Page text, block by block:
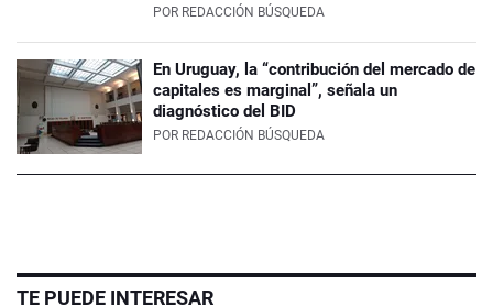
POR REDACCIÓN BÚSQUEDA
En Uruguay, la “contribución del mercado de
capitales es marginal”, señala un
diagnóstico del BID
POR REDACCIÓN BÚSQUEDA
TE PUEDE INTERESAR